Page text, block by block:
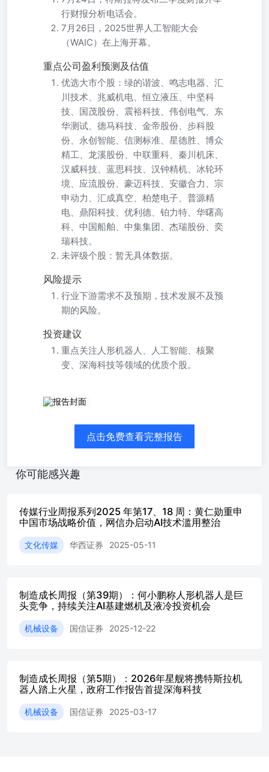
行财报分析电话会。
7月26日，2025世界人工智能大会
（WAIC）在上海开幕。
重点公司盈利预测及估值
优选大市个股：绿的谐波、鸣志电器、汇
川技术、兆威机电、恒立液压、中坚科
技、国茂股份、震裕科技、伟创电气、东
华测试、德马科技、金帝股份、步科股
份、永创智能、信测标准、星德胜、博众
精工、龙溪股份、中联重科、秦川机床、
汉威科技、蓝思科技、汉钟精机、冰轮环
境、应流股份、豪迈科技、安徽合力、宗
申动力、汇成真空、柏楚电子、普源精
电、鼎阳科技、优利德、铂力特、华曙高
科、中国船舶、中集集团、杰瑞股份、奕
瑞科技。
未评级个股：暂无具体数据。
风险提示
行业下游需求不及预期，技术发展不及预
期的风险。
投资建议
重点关注人形机器人、人工智能、核聚
变、深海科技等领域的优质个股。
优于大市证券分析师：杜松阳
测行业跟踪点评-制造业计量首个政策性文件发布，以精准
《制造成长周报（第22期）-智元收购上纬新材大部分股
出推动海洋经济发展，字节跳动2年半量产千台机器人》
维持证券分析师：吴双0755-819813620755-
81981934S0980519120001S0980524120002联系人：张宇翔
0755-81981897zhangyuxiang@guosen.com.cn市场走势资料来
源：Wind、国信证券经济研究所整理相关研究报告计量驱
里云升级自驾训练框架》——2025-06-30 请务必阅读正文之
后的免责声明及其项下所有内容阳科技】【优利德】，其他
真空】。4、低空经济：低空经济产业进展迅速基建先行，
机器人：智能焊接在钢结构行业已开始从0到1放量，长期来
看智能焊接机器人市场近千亿，重点关注【柏楚电子】。
6、3D打印：3D打印作为增材制造技术，在制造领域有实现
复杂结构、轻量化、缩短研发周期等优势，随技术成熟将在
点击免费查看完整报告
你可能感兴趣
传媒行业周报系列2025 年第17、18 周：黄仁勋重申
中国市场战略价值，网信办启动AI技术滥用整治
文化传媒 华西证券 2025-05-11
制造成长周报（第39期）：何小鹏称人形机器人是巨
头竞争，持续关注AI基建燃机及液冷投资机会
机械设备 国信证券 2025-12-22
制造成长周报（第5期）：2026年星舰将携特斯拉机
器人踏上火星，政府工作报告首提深海科技
机械设备 国信证券 2025-03-17